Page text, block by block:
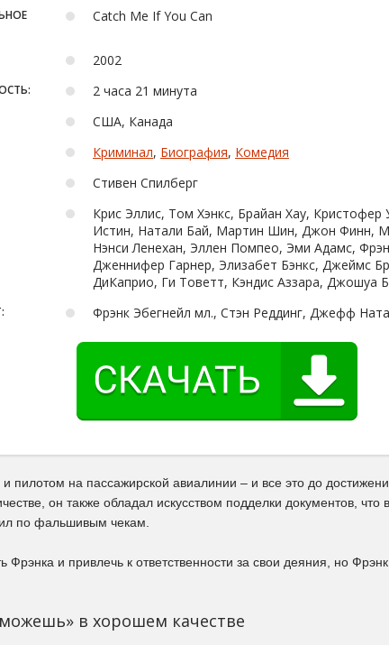
Catch Me If You Can
2002
2 часа 21 минута
США, Канада
Криминал, Биография, Комедия
Стивен Спилберг
Крис Эллис, Том Хэнкс, Брайан Хау, Кристофер
Истин, Натали Бай, Мартин Шин, Джон Финн,
Нэнси Ленехан, Эллен Помпео, Эми Адамс,
Дженнифер Гарнер, Элизабет Бэнкс, Джеймс
ДиКаприо, Ги Товетт, Кэндис Аззара, Джошуа
Фрэнк Эбегнейл мл., Стэн Реддинг, Джефф
пилотом на пассажирской авиалинии – и все это до
он также обладал искусством подделки документов, что
по фальшивым чекам.
и привлечь к ответственности за свои деяния, но
в хорошем качестве